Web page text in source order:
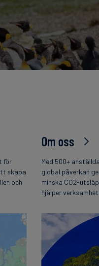
för
skapa
och
Om oss
Med 500+
global påverkan
minska CO2-
hjälper